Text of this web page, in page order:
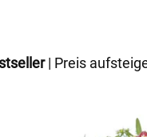
| Preis